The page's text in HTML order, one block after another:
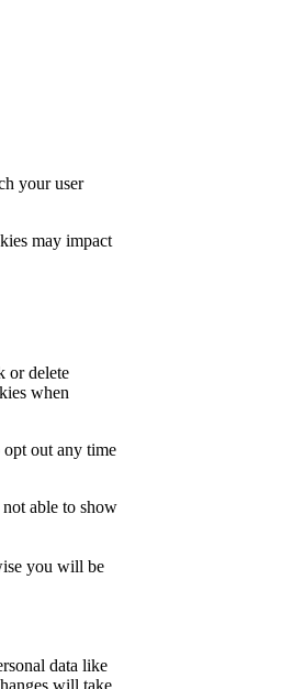
your user
may impact
or delete
when
out any time
able to show
you will be
data like
will take